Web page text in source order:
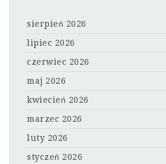
sierpień 2026
lipiec 2026
czerwiec 2026
maj 2026
kwiecień 2026
marzec 2026
luty 2026
styczeń 2026